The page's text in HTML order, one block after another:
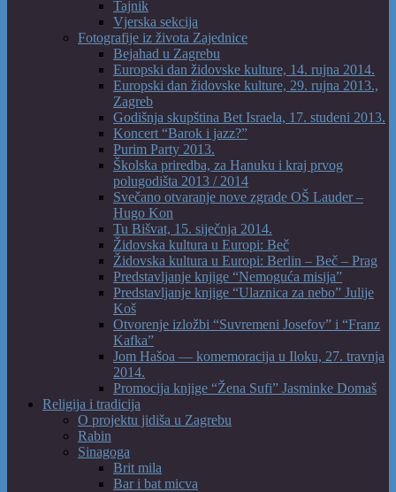
Tajnik
Vjerska sekcija
Fotografije iz života Zajednice
Bejahad u Zagrebu
Europski dan židovske kulture, 14. rujna 2014.
Europski dan židovske kulture, 29. rujna 2013.,
Zagreb
Godišnja skupština Bet Israela, 17. studeni 2013.
Koncert “Barok i jazz?”
Purim Party 2013.
Školska priredba, za Hanuku i kraj prvog
polugodišta 2013 / 2014
Svečano otvaranje nove zgrade OŠ Lauder –
Hugo Kon
Tu Bišvat, 15. siječnja 2014.
Židovska kultura u Europi: Beč
Židovska kultura u Europi: Berlin – Beč – Prag
Predstavljanje knjige “Nemoguća misija”
Predstavljanje knjige “Ulaznica za nebo” Julije
Koš
Otvorenje izložbi “Suvremeni Josefov” i “Franz
Kafka”
Jom Hašoa — komemoracija u Iloku, 27. travnja
2014.
Promocija knjige “Žena Sufi” Jasminke Domaš
Religija i tradicija
O projektu jidiša u Zagrebu
Rabin
Sinagoga
Brit mila
Bar i bat micva